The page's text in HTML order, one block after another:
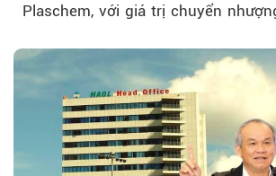
Plaschem, với giá trị chuyển